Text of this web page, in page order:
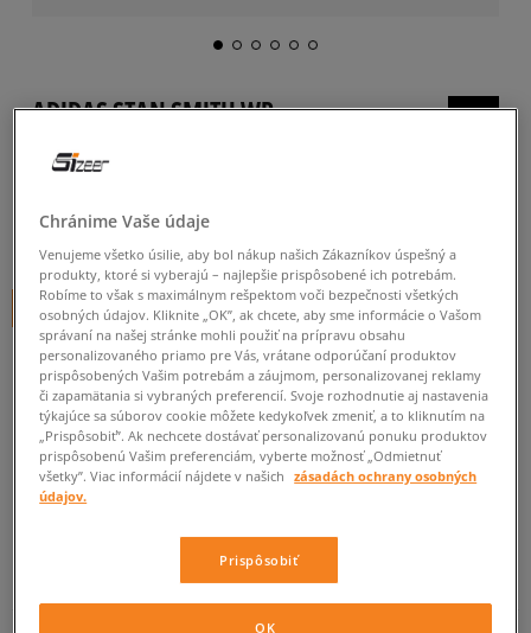
ADIDAS STAN SMITH WP
pánske, tenisky
20€cena s DPH
+ 20 BODOV V SIZEERCLUBE
Informujte ma o dostupnosti
Ak bude položka opäť dostupná, dostanete od nás oznámenie.
Vyberte veľkosť
ZISTIŤ DOSTUPNOSŤ V NAŠICH KAMENNÝCH PREDAJNIACH
Chránime Vaše údaje
Venujeme všetko úsilie, aby bol nákup našich Zákazníkov úspešný a
produkty, ktoré si vyberajú – najlepšie prispôsobené ich potrebám.
Robíme to však s maximálnym rešpektom voči bezpečnosti všetkých
osobných údajov. Kliknite „OK”, ak chcete, aby sme informácie o Vašom
správaní na našej stránke mohli použiť na prípravu obsahu
personalizovaného priamo pre Vás, vrátane odporúčaní produktov
prispôsobených Vašim potrebám a záujmom, personalizovanej reklamy
či zapamätania si vybraných preferencií. Svoje rozhodnutie aj nastavenia
týkajúce sa súborov cookie môžete kedykoľvek zmeniť, a to kliknutím na
„Prispôsobiť”. Ak nechcete dostávať personalizovanú ponuku produktov
prispôsobenú Vašim preferenciám, vyberte možnosť „Odmietnuť
všetky”. Viac informácií nájdete v našich
zásadách ochrany osobných
údajov.
Prispôsobiť
OK